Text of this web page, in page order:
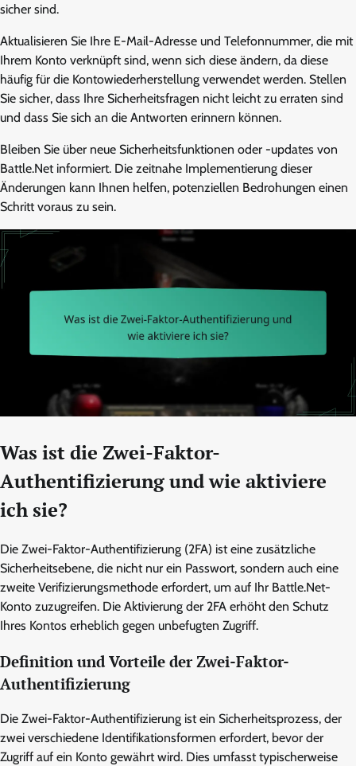
sicher sind.
Aktualisieren Sie Ihre E-Mail-Adresse und Telefonnummer, die mit
Ihrem Konto verknüpft sind, wenn sich diese ändern, da diese
häufig für die Kontowiederherstellung verwendet werden. Stellen
Sie sicher, dass Ihre Sicherheitsfragen nicht leicht zu erraten sind
und dass Sie sich an die Antworten erinnern können.
Bleiben Sie über neue Sicherheitsfunktionen oder -updates von
Battle.Net informiert. Die zeitnahe Implementierung dieser
Änderungen kann Ihnen helfen, potenziellen Bedrohungen einen
Schritt voraus zu sein.
Was ist die Zwei-Faktor-
Authentifizierung und wie aktiviere
ich sie?
Die Zwei-Faktor-Authentifizierung (2FA) ist eine zusätzliche
Sicherheitsebene, die nicht nur ein Passwort, sondern auch eine
zweite Verifizierungsmethode erfordert, um auf Ihr Battle.Net-
Konto zuzugreifen. Die Aktivierung der 2FA erhöht den Schutz
Ihres Kontos erheblich gegen unbefugten Zugriff.
Definition und Vorteile der Zwei-Faktor-
Authentifizierung
Die Zwei-Faktor-Authentifizierung ist ein Sicherheitsprozess, der
zwei verschiedene Identifikationsformen erfordert, bevor der
Zugriff auf ein Konto gewährt wird. Dies umfasst typischerweise